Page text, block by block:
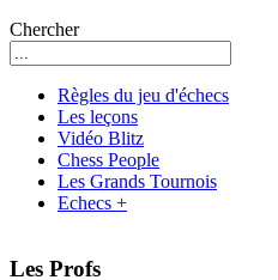
Chercher
Règles du jeu d'échecs
Les leçons
Vidéo Blitz
Chess People
Les Grands Tournois
Echecs +
Les Profs